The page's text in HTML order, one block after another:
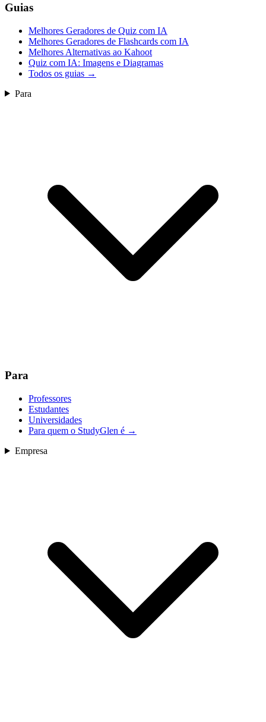
Guias
Melhores Geradores de Quiz com IA
Melhores Geradores de Flashcards com IA
Melhores Alternativas ao Kahoot
Quiz com IA: Imagens e Diagramas
Todos os guias →
Para
Para
Professores
Estudantes
Universidades
Para quem o StudyGlen é →
Empresa